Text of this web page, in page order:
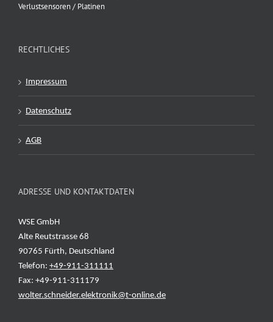
Verlustsensoren / Platinen
RECHTLICHES
Impressum
Datenschutz
AGB
ADRESSE UND KONTAKTDATEN
WSE GmbH
Alte Reutstrasse 68
90765 Fürth, Deutschland
Telefon: +49-911-311111
Fax: +49-911-311179
wolter.schneider.elektronik@t-online.de